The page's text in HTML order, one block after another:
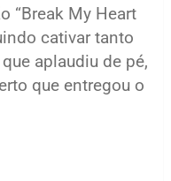
“Break My Heart
cativar tanto
aplaudiu de pé,
que entregou o